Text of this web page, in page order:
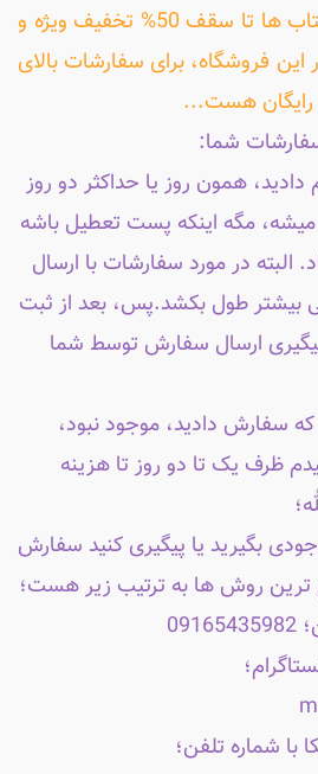
انجام می شود و کلیه کتاب ها تا سقف 50% تخفیف ویژه و
این فروشگاه، برای سفارشات بالای
شما:
همون روز یا حداکثر دو روز
مگه اینکه پست تعطیل باشه
در مورد سفارشات با ارسال
بیشتر طول بکشد.پس، بعد از ثبت
ارسال سفارش توسط شما
که سفارش دادید، موجود نبود،
ظرف یک تا دو روز تا هزینه
بگیرید یا پیگیری کنید سفارش
ترین روش ها به ترتیب زیر هست؛
با شماره تلفن؛